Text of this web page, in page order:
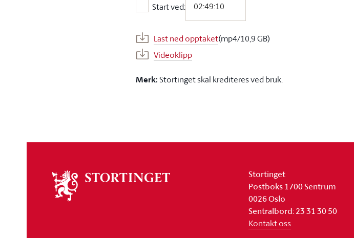
Start ved:
Start ved:
Last ned opptaket(mp4/10,9 GB)
Videoklipp
Merk:Stortinget skal krediteres ved bruk.
stortinget
Stortinget
Postboks 1700 Sentrum
0026 Oslo
Sentralbord: 23 31 30 50
Kontakt oss